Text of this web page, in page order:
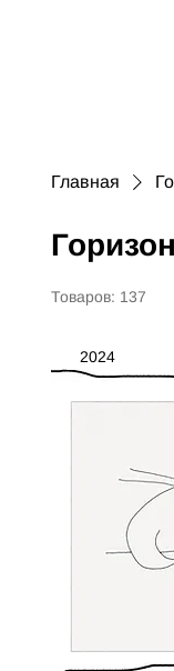
Главная
Товаров: 137
2024